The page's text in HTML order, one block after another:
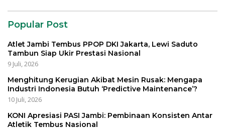
Popular Post
Atlet Jambi Tembus PPOP DKI Jakarta, Lewi Saduto
Tambun Siap Ukir Prestasi Nasional
9 Juli, 2026
Menghitung Kerugian Akibat Mesin Rusak: Mengapa
Industri Indonesia Butuh ‘Predictive Maintenance’?
10 Juli, 2026
KONI Apresiasi PASI Jambi: Pembinaan Konsisten Antar
Atletik Tembus Nasional